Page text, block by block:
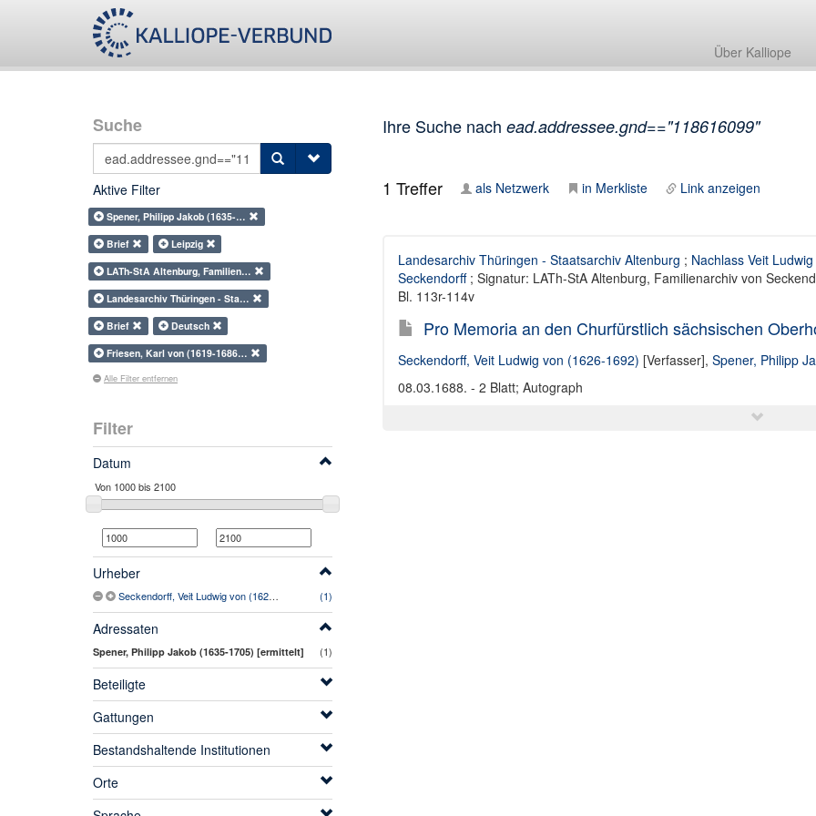
Über Kalliope
Suche
Aktive Filter
Spener, Philipp Jakob (1635-…
Brief
Leipzig
LATh-StA Altenburg, Familien…
Landesarchiv Thüringen - Sta…
Brief
Deutsch
Friesen, Karl von (1619-1686…
Alle Filter entfernen
Filter
Datum
Urheber
Seckendorff, Veit Ludwig von (1626-1692) (1)
Adressaten
Spener, Philipp Jakob (1635-1705) [ermittelt] (1)
Beteiligte
Gattungen
Bestandshaltende Institutionen
Orte
Ihre Suche nach ead.addressee.gnd=="118616099"
1 Treffer als Netzwerk in Merkliste Link anzeigen
Landesarchiv Thüringen - Staatsarchiv Altenburg ; Nachlass Veit
Seckendorff; Signatur: LATh-StA Altenburg, Familienarchiv von
Bl. 113r-114v
Pro Memoria an den Churfürstlich sächsischen
Seckendorff, Veit Ludwig von (1626-1692) [Verfasser], Spener, Philipp
08.03.1688. - 2 Blatt; Autograph